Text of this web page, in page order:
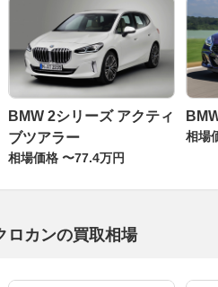
BMW 2シリーズ アクティ
ブツアラー
相場価格 〜77.4万円
相場
ロカンの買取相場